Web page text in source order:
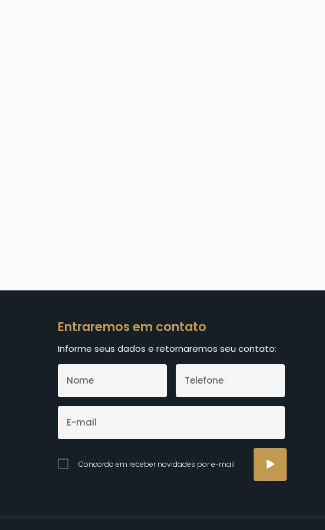
Entraremos em contato
Informe seus dados e retornaremos seu contato:
Concordo em receber novidades por e-mail